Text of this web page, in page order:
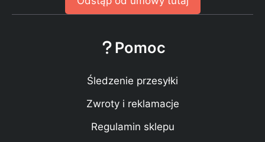
Pomoc
Śledzenie przesyłki
Zwroty i reklamacje
Regulamin sklepu